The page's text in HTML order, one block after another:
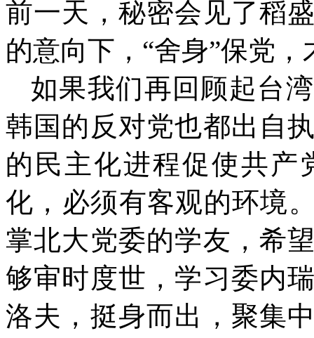
前一天，秘密会见了稻
的意向下，“舍身”保党
如果我们再回顾起台
韩国的反对党也都出自
的民主化进程促使共产
化，必须有客观的环境
掌北大党委的学友，希
够审时度世，学习委内
洛夫，挺身而出，聚集